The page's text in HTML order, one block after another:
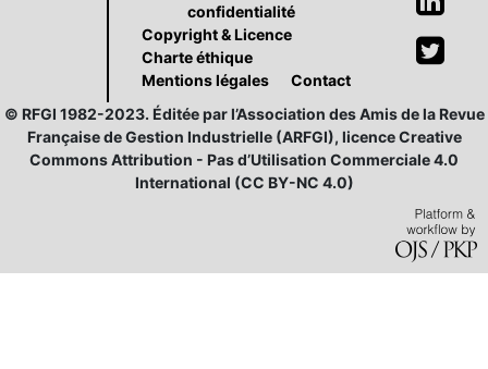
confidentialité
Copyright & Licence
Charte éthique
Mentions légales
Contact
© RFGI 1982-2023. Éditée par l’Association des Amis de la Revue
Française de Gestion Industrielle (ARFGI), licence Creative
Commons Attribution - Pas d’Utilisation Commerciale 4.0
International (CC BY-NC 4.0)